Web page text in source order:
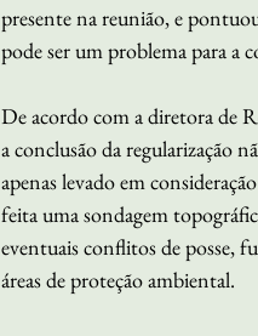
presente na reunião, e
pode ser um problema para a
De acordo com a diretora de
a conclusão da regularização
apenas levado em
feita uma sondagem
eventuais conflitos de posse,
áreas de proteção ambiental.